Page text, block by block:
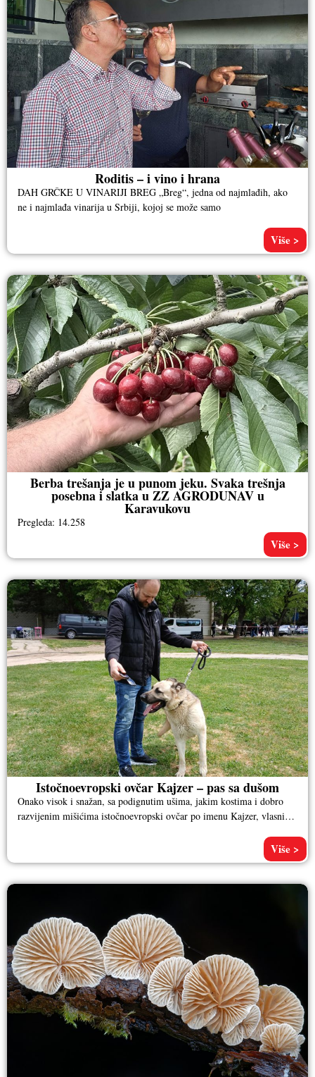
Roditis – i vino i hrana
DAH GRČKE U VINARIJI BREG „Breg“, jedna od najmlađih, ako
ne i najmlađa vinarija u Srbiji, kojoj se može samo
Više >
Berba trešanja je u punom jeku. Svaka trešnja
posebna i slatka u ZZ AGRODUNAV u
Karavukovu
Pregleda: 14.258
Više >
Istočnoevropski ovčar Kajzer – pas sa dušom
Onako visok i snažan, sa podignutim ušima, jakim kostima i dobro
razvijenim mišićima istočnoevropski ovčar po imenu Kajzer, vlasnika
Više >